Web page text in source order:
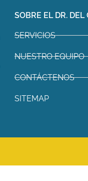
SOBRE EL DR. DEL
SERVICIOS
NUESTRO EQUIPO
CONTÁCTENOS
SITEMAP